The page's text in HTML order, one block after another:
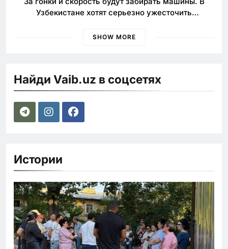
Узбекистане хотят серьезно ужесточить
SHOW MORE
Найди Vaib.uz в соцсетях
Истории